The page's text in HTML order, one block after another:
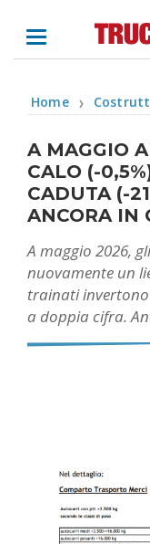
Home ❯
A MAGGIO
CALO (-
CADUTA (-
ANCORA IN
A maggio 2026,
nuovamente un
trainati invertono
a doppia cifra.